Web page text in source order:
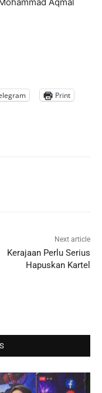
Print
Next article
Kerajaan Perlu Serius
Hapuskan Kartel